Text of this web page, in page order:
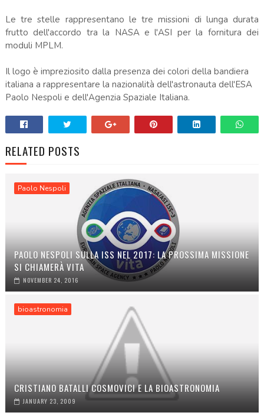
Le tre stelle rappresentano le tre missioni di lunga durata
frutto dell'accordo tra la NASA e l'ASI per la fornitura dei
moduli MPLM.
Il logo è impreziosito dalla presenza dei colori della bandiera
italiana a rappresentare la nazionalità dell'astronauta dell'ESA
Paolo Nespoli e dell'Agenzia Spaziale Italiana.
RELATED POSTS
Paolo Nespoli
PAOLO NESPOLI SULLA ISS NEL 2017: LA PROSSIMA MISSIONE
SI CHIAMERÀ VITA
NOVEMBER 24, 2016
bioastronomia
CRISTIANO BATALLI COSMOVICI E LA BIOASTRONOMIA
JANUARY 23, 2009